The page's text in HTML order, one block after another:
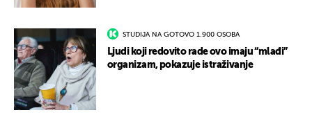
STUDIJA NA GOTOVO 1.900 OSOBA
Ljudi koji redovito rade ovo imaju “mlađi”
organizam, pokazuje istraživanje